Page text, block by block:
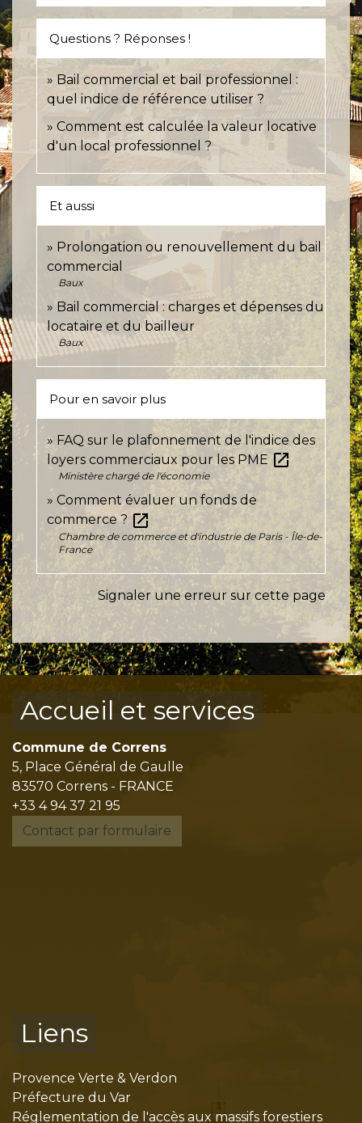
Questions ? Réponses !
Bail commercial et bail professionnel :
quel indice de référence utiliser ?
Comment est calculée la valeur locative
d'un local professionnel ?
Et aussi
Prolongation ou renouvellement du bail
commercial
Baux
Bail commercial : charges et dépenses du
locataire et du bailleur
Baux
Pour en savoir plus
FAQ sur le plafonnement de l'indice des
loyers commerciaux pour les PME open_in_new
Ministère chargé de l'économie
Comment évaluer un fonds de
commerce ? open_in_new
Chambre de commerce et d'industrie de Paris - Île-de-
France
Signaler une erreur sur cette page
Accueil et services
Commune de Correns
5, Place Général de Gaulle
83570 Correns - FRANCE
+33 4 94 37 21 95
Contact par formulaire
Liens
Provence Verte & Verdon
Préfecture du Var
Réglementation de l'accès aux massifs forestiers